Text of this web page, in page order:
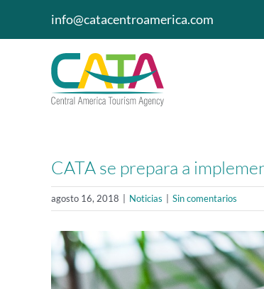
info@catacentroamerica.com
CATA se prepara a
agosto 16, 2018 Noticias Sin comentarios
Ver
imagen
más